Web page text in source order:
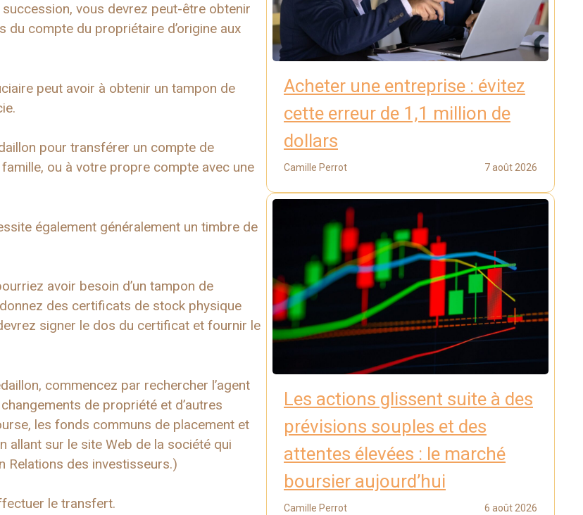
succession, vous devrez peut-être obtenir
compte du propriétaire d’origine aux
peut avoir à obtenir un tampon de
pour transférer un compte de
ou à votre propre compte avec une
également généralement un timbre de
avoir besoin d’un tampon de
des certificats de stock physique
signer le dos du certificat et fournir le
commencez par rechercher l’agent
de propriété et d’autres
les fonds communs de placement et
allant sur le site Web de la société qui
Relations des investisseurs.)
le transfert.
Acheter une entreprise : évitez
cette erreur de 1,1 million de
dollars
Camille Perrot 7 août 2026
Les actions glissent suite à des
prévisions souples et des
attentes élevées : le marché
boursier aujourd’hui
Camille Perrot 6 août 2026